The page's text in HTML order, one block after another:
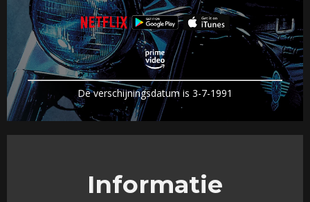
De verschijningsdatum is 3-7-1991
Informatie